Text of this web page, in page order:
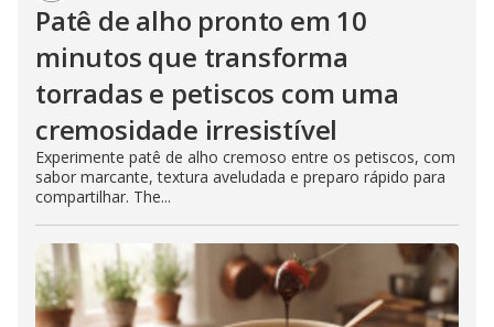
Patê de alho pronto em 10
minutos que transforma
torradas e petiscos com uma
cremosidade irresistível
Experimente patê de alho cremoso entre os petiscos, com
sabor marcante, textura aveludada e preparo rápido para
compartilhar. The...